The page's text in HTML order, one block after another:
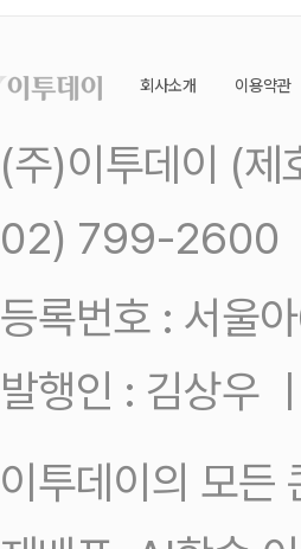
회사소개 이용약관
(주)이투데이 (
02) 799-2600
등록번호 : 서울
발행인 : 김상우
이투데이의 모든